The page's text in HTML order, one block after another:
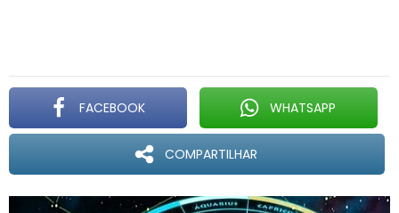
FACEBOOK WHATSAPP
COMPARTILHAR